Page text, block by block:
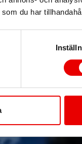
du har
Hela